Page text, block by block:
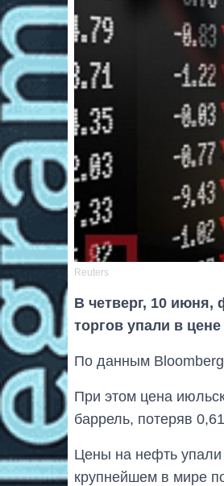
Reuters
В четверг, 10
торгов упали в
По данным
При этом цена
баррель, потеряв
Цены на нефть упали
крупнейшем в мире